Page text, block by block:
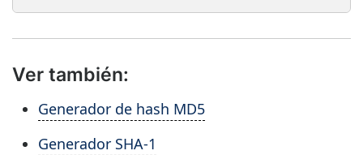
Ver también:
Generador de hash MD5
Generador SHA-1